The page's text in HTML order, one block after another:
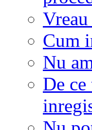
Cum
Nu
De